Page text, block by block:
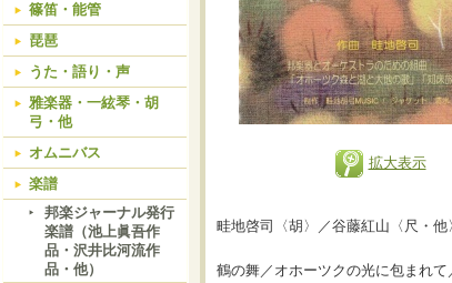
篠笛・能管
琵琶
うた・語り・声
雅楽器・一絃琴・胡
弓・他
オムニバス
楽譜
邦楽ジャーナル発行
楽譜（池上眞吾作
品・沢井比河流作
品・他）
拡大表示
畦地啓司〈胡〉／谷藤紅山〈尺・
鶴の舞／オホーツクの光に包まれ